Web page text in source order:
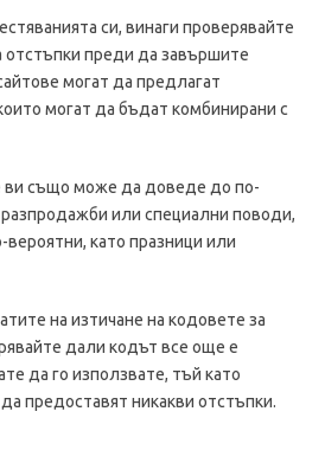
си, винаги проверявайте
отстъпки преди да завършите
могат да предлагат
могат да бъдат комбинирани с
ви също може да доведе до по-
или специални поводи,
вероятни, като празници или
на изтичане на кодовете за
дали кодът все още е
да го използвате, тъй като
предоставят никакви отстъпки.